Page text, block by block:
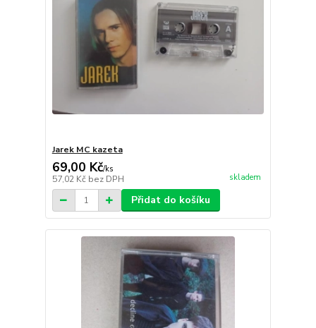
Jarek MC kazeta
69,00 Kč/ks
57,02 Kč bez DPH skladem
Přidat do košíku